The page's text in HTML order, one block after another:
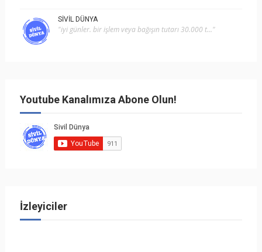
SIVIL DÜNYA
"i̇yi günler. bir işlem veya bağışın tutarı 30.000 t..."
Youtube Kanalımıza Abone Olun!
İzleyiciler